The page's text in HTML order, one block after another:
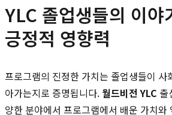
YLC 졸업생들의 이야
긍정적 영향력
프로그램의 진정한 가치는 졸업생들이 사
아가는지로 증명됩니다. 월드비전 YLC 출
양한 분야에서 프로그램에서 배운 가치와